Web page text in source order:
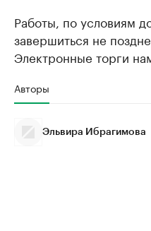
Работы, по условиям
завершиться не
Электронные торги
Авторы
Эльвира Ибрагимова